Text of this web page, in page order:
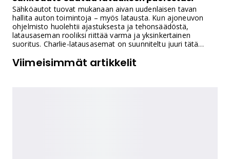
Sähköautot tuovat mukanaan aivan uudenlaisen tavan
hallita auton toimintoja – myös latausta. Kun ajoneuvon
ohjelmisto huolehtii ajastuksesta ja tehonsäädöstä,
latausaseman rooliksi riittää varma ja yksinkertainen
suoritus. Charlie-latausasemat on suunniteltu juuri tätä
Viimeisimmät artikkelit